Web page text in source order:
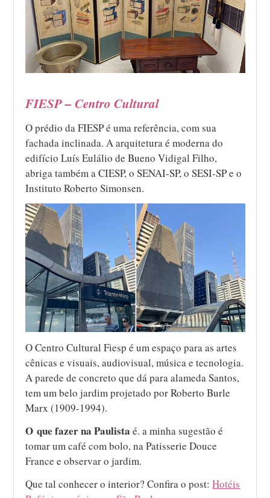
FIESP – Centro Cultural
O prédio da FIESP é uma referência, com sua
fachada inclinada. A arquitetura é moderna do
edifício Luís Eulálio de Bueno Vidigal Filho,
abriga também a CIESP, o SENAI-SP, o SESI-SP e o
Instituto Roberto Simonsen.
O Centro Cultural Fiesp é um espaço para as artes
cênicas e visuais, audiovisual, música e tecnologia.
A parede de concreto que dá para alameda Santos,
tem um belo jardim projetado por Roberto Burle
Marx (1909-1994).
O que fazer na Paulista é. a minha sugestão é
tomar um café com bolo, na Patisserie Douce
France e observar o jardim.
Que tal conhecer o interior? Confira o post:Hotéis